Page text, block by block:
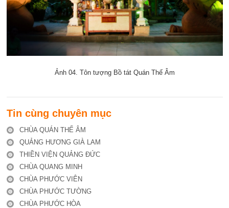
Ảnh 04. Tôn tượng Bồ tát Quán Thế Âm
Tin cùng chuyên mục
CHÙA QUÁN THẾ ÂM
QUẢNG HƯƠNG GIÀ LAM
THIỀN VIỆN QUẢNG ĐỨC
CHÙA QUANG MINH
CHÙA PHƯỚC VIÊN
CHÙA PHƯỚC TƯỜNG
CHÙA PHƯỚC HÒA